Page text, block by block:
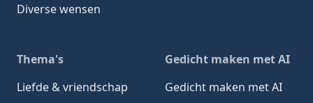
Diverse wensen
Thema's
Liefde & vriendschap
Gedicht maken met AI
Gedicht maken met AI